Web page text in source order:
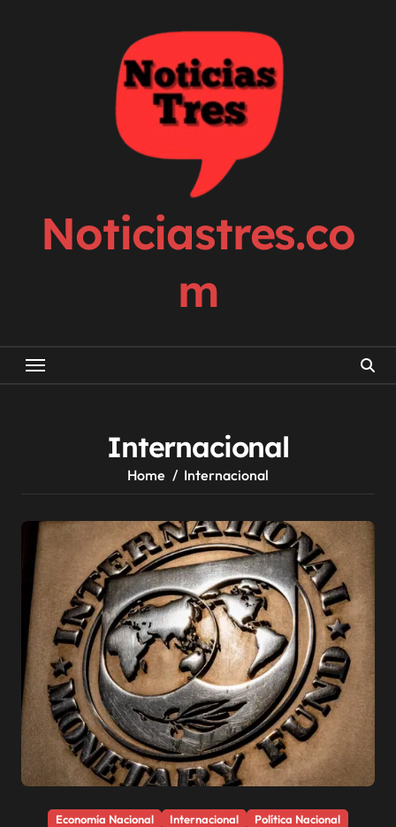
Noticiastres.co
m
Internacional
Home Internacional
Economía Nacional Internacional Política Nacional